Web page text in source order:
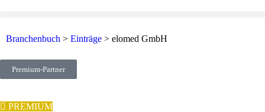
Branchenbuch > Einträge > elomed GmbH
Premium-Partner
PREMIUM